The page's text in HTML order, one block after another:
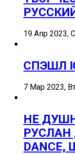
19 Апр 2023,
СПЭШЛ
7 Мар 2023,
НЕ
РУСЛАН